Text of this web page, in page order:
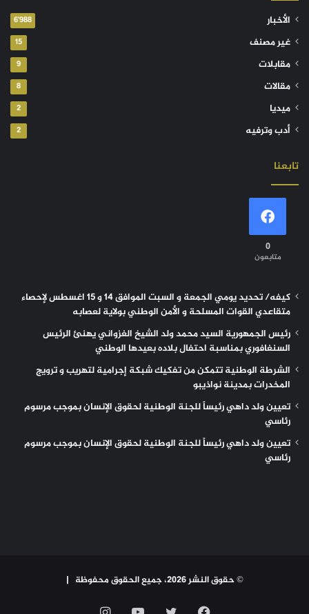
الأخبار 6٬988
غير مصنف 15
مقابلات 9
مقالات 8
ميديا 2
أدب وترفيه 2
تابعنا
0
متابعون
كيفه/ تحديد يومي الجمعة و السبت الموافق 14 و 15 اغسطس لإحصاء
متقاعدي القوات المسلحة و الأمن الوطني بولاية لعصابه
رئيس الجمهورية السيد محمد ولد الشيخ الغزواني يهنئ الرئيس
السنغافوري بمناسبة احتفال بلاده بعيدها الوطني
الشرطة الوطنية تتمكن من تفكيك شبكة إجرامية لتهريب و ترويج
المخدرات بمدينة نواذيبو
تعيين ولد داهي رئيساً للجنة الوطنية لحقوق الإنسان بموجب مرسوم
رئاسي
تعيين ولد داهي رئيساً للجنة الوطنية لحقوق الإنسان بموجب مرسوم
رئاسي
© حقوق النشر 2026، جميع الحقوق محفوظة |